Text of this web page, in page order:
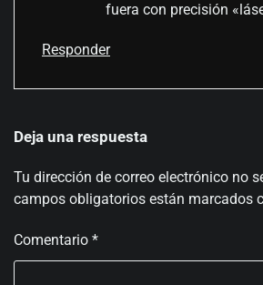
fuera con precisión
Responder
Deja una respuesta
Tu dirección de correo electrónico no
campos obligatorios están marcados
Comentario *